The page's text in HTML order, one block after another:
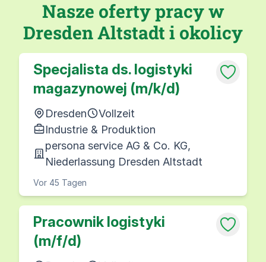
Nasze oferty pracy w
Dresden Altstadt i okolicy
Specjalista ds. logistyki
magazynowej (m/k/d)
Dresden
Vollzeit
Industrie & Produktion
persona service AG & Co. KG,
Niederlassung Dresden Altstadt
Vor 45 Tagen
Pracownik logistyki
(m/f/d)